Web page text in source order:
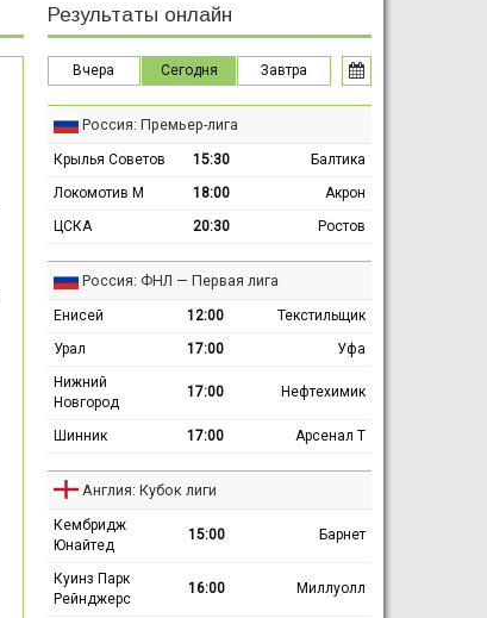
Результаты онлайн
Вчера Сегодня Завтра
Россия: Премьер-лига
Крылья Советов 15:30
Балтика
Локомотив М
18:00
Акрон
ЦСКА
20:30 Ростов
Россия: ФНЛ — Первая лига
Енисей 12:00
Текстильщик
Урал
17:00
Уфа
Нижний
Новгород
17:00 Нефтехимик
Шинник 17:00 Арсенал Т
Англия: Кубок лиги
Кембридж
Юнайтед
15:00 Барнет
Куинз Парк
Рейнджерс
16:00 Миллуолл